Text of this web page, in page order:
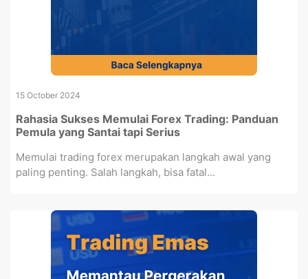
15 October 2024
Rahasia Sukses Memulai Forex Trading: Panduan
Pemula yang Santai tapi Serius
Memulai trading forex merupakan langkah awal yang
paling penting. Salah langkah, bisa fatal...